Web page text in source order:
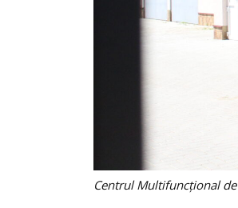
Centrul Multifuncțional